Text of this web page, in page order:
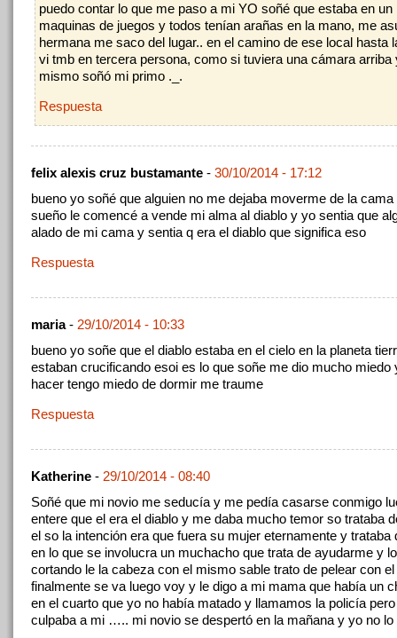
puedo contar lo que me paso a mi YO soñé que estaba en un
maquinas de juegos y todos tenían arañas en la mano, me
hermana me saco del lugar.. en el camino de ese local hasta
vi tmb en tercera persona, como si tuviera una cámara arriba
mismo soñó mi primo ._.
Respuesta
felix alexis cruz bustamante - 30/10/2014 - 17:12
bueno yo soñé que alguien no me dejaba moverme de la
sueño le comencé a vende mi alma al diablo y yo sentia que
alado de mi cama y sentia q era el diablo que significa eso
Respuesta
maria- 29/10/2014 - 10:33
bueno yo soñe que el diablo estaba en el cielo en la planeta
estaban crucificando esoi es lo que soñe me dio mucho miedo
hacer tengo miedo de dormir me traume
Respuesta
Katherine - 29/10/2014 - 08:40
Soñé que mi novio me seducía y me pedía casarse conmigo
entere que el era el diablo y me daba mucho temor so trataba
el so la intención era que fuera su mujer eternamente y trataba
en lo que se involucra un muchacho que trata de ayudarme y
cortando le la cabeza con el mismo sable trato de pelear con
finalmente se va luego voy y le digo a mi mama que había un
en el cuarto que yo no había matado y llamamos la policía
culpaba a mi ….. mi novio se despertó en la mañana y yo no lo